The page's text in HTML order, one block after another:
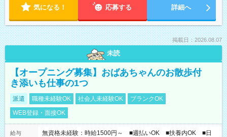
気になる！ 応募する 詳細へ
掲載日：2026.08.07
未読
【オープニング募集】おばあちゃんのお散歩付
き添いも仕事の1つ
派遣 職種未経験OK 社会人未経験OK
ブランクOK
WEB登録・面接OK
給与
無資格未経験：時給1500円～ ■週払いOK ■扶養内OK ■日